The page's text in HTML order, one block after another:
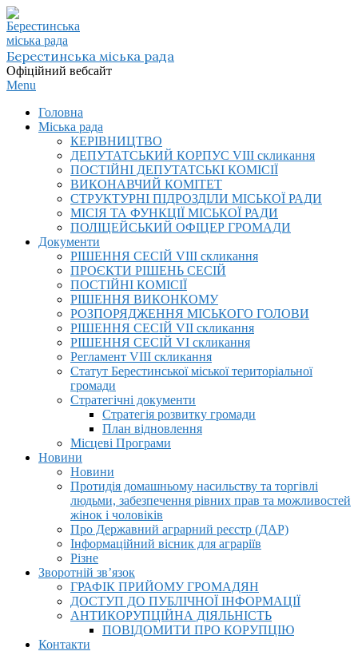
Skip
to
content
Берестинська міська рада
Офіційний вебсайт
Primary
Menu
Menu
Головна
Міська рада
КЕРІВНИЦТВО
ДЕПУТАТСЬКИЙ КОРПУС VIІI скликання
ПОСТІЙНІ ДЕПУТАТСЬКІ КОМІСІЇ
ВИКОНАВЧИЙ КОМІТЕТ
СТРУКТУРНІ ПІДРОЗДІЛИ МІСЬКОЇ РАДИ
МІСІЯ ТА ФУНКЦІЇ МІСЬКОЇ РАДИ
ПОЛІЦЕЙСЬКИЙ ОФІЦЕР ГРОМАДИ
Документи
РІШЕННЯ СЕСІЙ VIІI скликання
ПРОЄКТИ РІШЕНЬ СЕСІЙ
ПОСТІЙНІ КОМІСІЇ
РІШЕННЯ ВИКОНКОМУ
РОЗПОРЯДЖЕННЯ МІСЬКОГО ГОЛОВИ
РІШЕННЯ СЕСІЙ VII скликання
РІШЕННЯ СЕСІЙ VI скликання
Регламент VIІI скликання
Статут Берестинської міської територіальної
громади
Стратегічні документи
Стратегія розвитку громади
План відновлення
Місцеві Програми
Новини
Новини
Протидія домашньому насильству та торгівлі
людьми, забезпечення рівних прав та можливостей
жінок і чоловіків
Про Державний аграрний реєстр (ДАР)
Інформаційний вісник для аграріїв
Різне
Зворотній зв’язок
ГРАФІК ПРИЙОМУ ГРОМАДЯН
ДОСТУП ДО ПУБЛІЧНОЇ ІНФОРМАЦІЇ
АНТИКОРУПЦІЙНА ДІЯЛЬНІСТЬ
ПОВІДОМИТИ ПРО КОРУПЦІЮ
Контакти